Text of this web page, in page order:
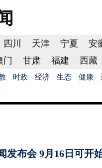
四川 天津 宁夏 安
门 甘肃 福建 西藏
时政 经济 生态 健康
发布会 9月16日可开